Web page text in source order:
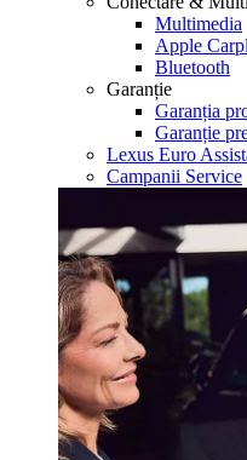
Multimedia
Apple
Bluetooth
Garanție
Garanția
Garanție
Lexus Euro
Campanii Service